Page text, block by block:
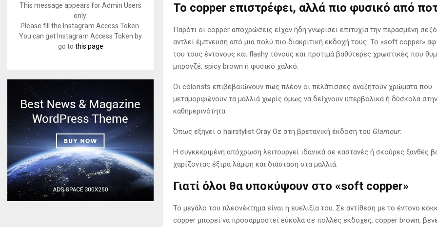
Το copper επιστρέφει, αλλά πιο φυσικό από
Παρότι οι copper αποχρώσεις είχαν ήδη γνωρίσει επιτυχία την περασμένη
αντλεί έμπνευση από μια πολύ πιο διακριτική εκδοχή τους. Το «soft copper»
του τους έντονους και flashy τόνους και προτιμά βαθύτερες χρωστικές που
μπρονζέ, spicy brown ή φυσικό χαλκό.
Οι colorists επιβεβαιώνουν πως πλέον οι πελάτισσες αναζητούν χρώματα που
μεταμορφώνουν τα μαλλιά χωρίς όμως να δείχνουν υπερβολικά ή δύσκολα στην
καθημερινότητα.
Όπως εξηγεί ο hairstylist Oray Oz στη βρετανική έκδοση του Glamour:
Η συγκεκριμένη απόχρωση λειτουργεί ιδανικά σε καστανές ή σκούρες ξανθές
χαρίζοντας έξτρα λάμψη και διάσταση στα μαλλιά.
Γιατί όλοι θα υποκύψουν στο «soft copper»
Το μεγάλο του πλεονέκτημα είναι η ευελιξία του. Σε αντίθεση με το έντονο
copper μπορεί να προσαρμοστεί εύκολα σε πολλές εκδοχές, copper brown,
This message appears for Admin Users
only:
Please fill the Instagram Access Token.
You can get Instagram Access Token by
go to this page